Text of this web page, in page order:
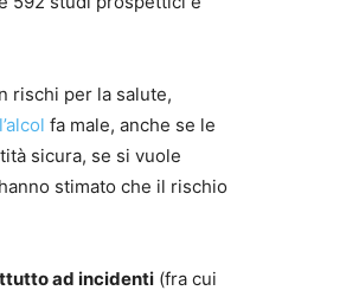
rischi per la salute,
l’alcol fa male, anche se le
sicura, se si vuole
stimato che il rischio
ad incidenti (fra cui